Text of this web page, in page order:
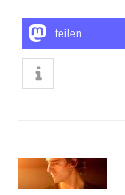
teilen